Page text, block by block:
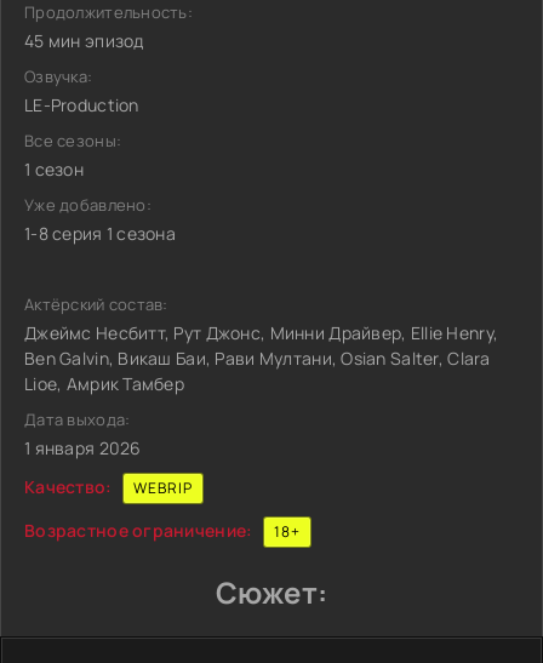
Продолжительность:
45 мин эпизод
Озвучка:
LE-Production
Все сезоны:
1 сезон
Уже добавлено:
1-8 серия 1 сезона
Актёрский состав:
Джеймс Несбитт, Рут Джонс, Минни Драйвер, Ellie Henry,
Ben Galvin, Викаш Баи, Рави Мултани, Osian Salter, Clara
Lioe, Амрик Тамбер
Дата выхода:
1 января 2026
Качество:
WEBRIP
Возрастное ограничение: 18+
Сюжет: